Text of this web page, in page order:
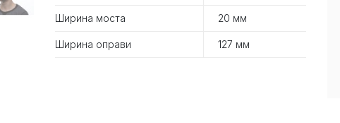
Ширина моста 20 мм
Ширина оправи 127 мм